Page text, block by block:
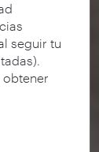
seguir tu
obtener